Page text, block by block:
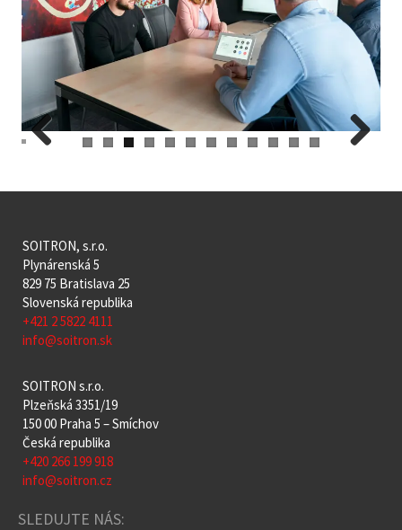
SOITRON, s.r.o.
Plynárenská 5
829 75 Bratislava 25
Slovenská republika
+421 2 5822 4111
info@soitron.sk
SOITRON s.r.o.
Plzeňská 3351/19
150 00 Praha 5 – Smíchov
Česká republika
+420 266 199 918
info@soitron.cz
SLEDUJTE NÁS: